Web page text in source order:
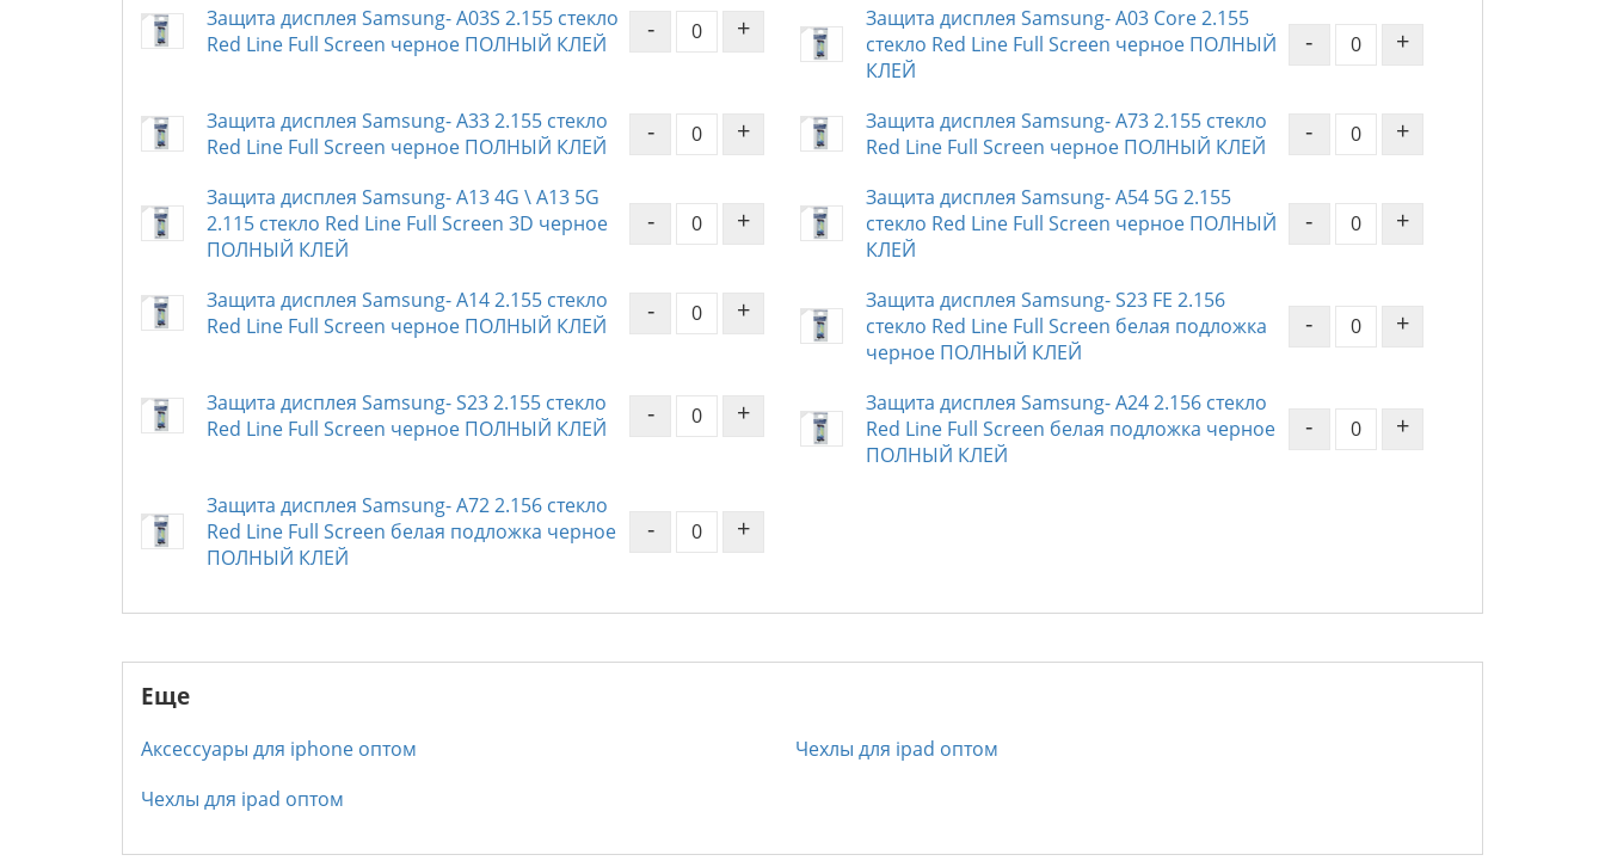
Защита дисплея Samsung- A03S 2.155 стекло
Red Line Full Screen черное ПОЛНЫЙ КЛЕЙ
- +
Защита дисплея Samsung- A03 Core 2.155
стекло Red Line Full Screen черное ПОЛНЫЙ
КЛЕЙ
- +
Защита дисплея Samsung- A33 2.155 стекло
Red Line Full Screen черное ПОЛНЫЙ КЛЕЙ
- +
Защита дисплея Samsung- A73 2.155 стекло
Red Line Full Screen черное ПОЛНЫЙ КЛЕЙ
- +
Защита дисплея Samsung- A13 4G \ A13 5G
2.115 стекло Red Line Full Screen 3D черное
ПОЛНЫЙ КЛЕЙ
- +
Защита дисплея Samsung- A54 5G 2.155
стекло Red Line Full Screen черное ПОЛНЫЙ
КЛЕЙ
- +
Защита дисплея Samsung- A14 2.155 стекло
Red Line Full Screen черное ПОЛНЫЙ КЛЕЙ
- +
Защита дисплея Samsung- S23 FE 2.156
стекло Red Line Full Screen белая подложка
черное ПОЛНЫЙ КЛЕЙ
- +
Защита дисплея Samsung- S23 2.155 стекло
Red Line Full Screen черное ПОЛНЫЙ КЛЕЙ
- +
Защита дисплея Samsung- A24 2.156 стекло
Red Line Full Screen белая подложка черное
ПОЛНЫЙ КЛЕЙ
- +
Защита дисплея Samsung- A72 2.156 стекло
Red Line Full Screen белая подложка черное
ПОЛНЫЙ КЛЕЙ
- +
Еще
Аксессуары для iphone оптом
Чехлы для ipad оптом
Чехлы для ipad оптом